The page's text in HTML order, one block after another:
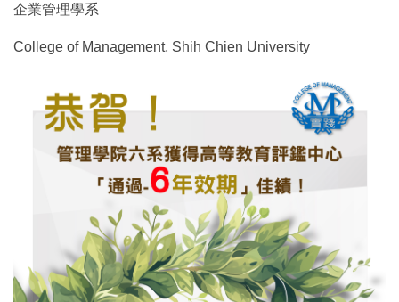
企業管理學系
College of Management, Shih Chien University